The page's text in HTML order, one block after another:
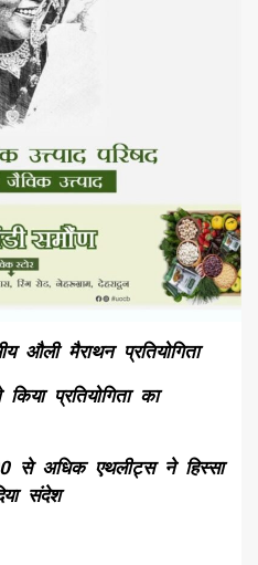
औली मैराथन प्रतियोगिता
प्रतियोगिता का
से अधिक एथलीट्स ने हिस्सा
संदेश